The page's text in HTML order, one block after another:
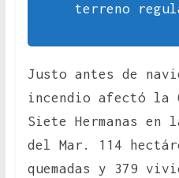
terreno
Justo antes de
incendio afectó la
Siete Hermanas en
del Mar. 114
quemadas y 379